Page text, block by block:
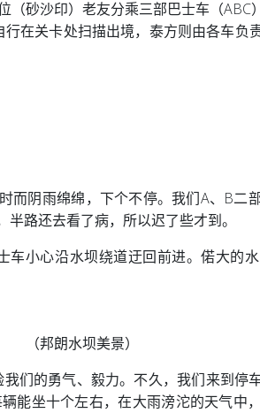
（砂沙印）老友分乘三部巴士车（ABC
在关卡处扫描出境，泰方则由各车负
而阴雨绵绵，下个不停。我们A、B二
路还去看了病，所以迟了些才到。
车小心沿水坝绕道迂回前进。偌大的
（邦朗水坝美景）
们的勇气、毅力。不久，我们来到停
能坐十个左右，在大雨滂沱的天气中